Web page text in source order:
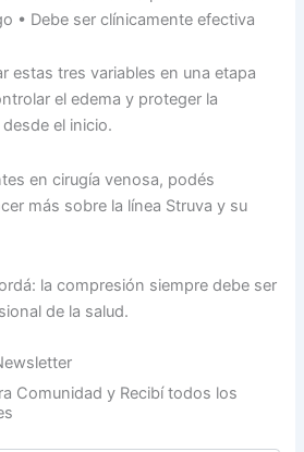
• Debe ser clínicamente efectiva
estas tres variables en una etapa
el edema y proteger la
el inicio.
en cirugía venosa, podés
más sobre la línea Struva y su
la compresión siempre debe ser
de la salud.
Comunidad y Recibí todos los